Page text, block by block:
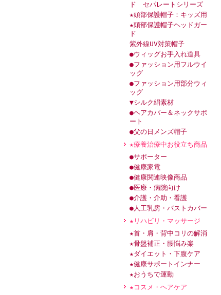
ド セパレートシリーズ
★頭部保護帽子：キッズ用
★頭部保護帽子ヘッドガー
ド
紫外線UV対策帽子
●ウィッグお手入れ道具
●ファッション用フルウイ
ッグ
●ファッション用部分ウィ
ッグ
▼シルク絹素材
●ヘアカバー＆ネックサポ
ート
●父の日メンズ帽子
★療養治療中お役立ち商品
●サポーター
●健康家電
●健康関連映像商品
●医療・病院向け
●介護・介助・看護
●人工乳房・バストカバー
★リハビリ・マッサージ
★首・肩・背中コリの解消
★骨盤補正・腰悩み楽
★ダイエット・下腹ケア
★健康サポートインナー
★おうちで運動
★コスメ・ヘアケア